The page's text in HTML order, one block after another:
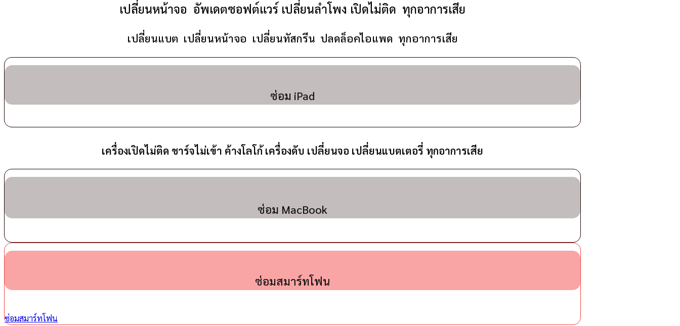
เปลี่ยนหน้าจอ อัพเดตซอฟต์แวร์ เปลี่ยนลำโพง เปิดไม่ติด ทุกอาการเสีย
เปลี่ยนแบต เปลี่ยนหน้าจอ เปลี่ยนทัสกรีน ปลดล็อคไอแพด ทุกอาการเสีย
ซ่อม iPad
เครื่องเปิดไม่ติด ชาร์จไม่เข้า ค้างโลโก้ เครื่องดับ เปลี่ยนจอ เปลี่ยนแบตเตอรี่ ทุกอาการเสีย
ซ่อม MacBook
ซ่อมสมาร์ทโฟน
ซ่อมสมาร์ทโฟน